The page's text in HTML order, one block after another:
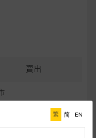
賣出
繁 简 EN